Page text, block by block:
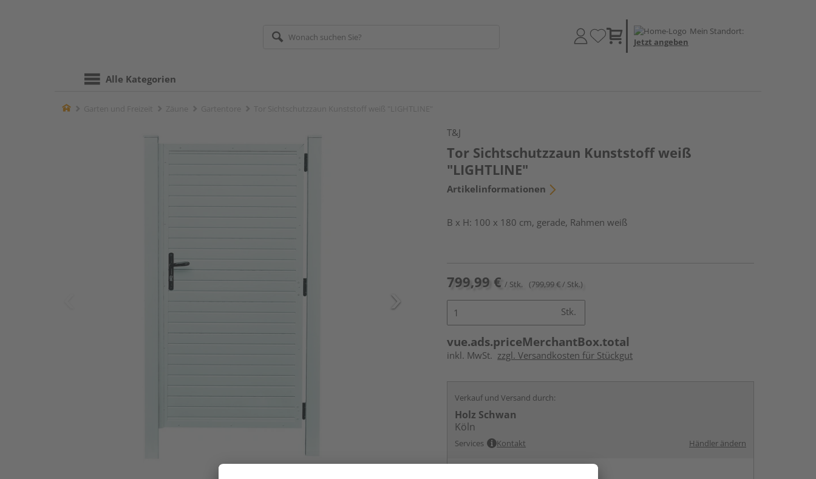
Mein Standort:
Jetzt angeben
Alle Kategorien
Home
T&J
Tor Sichtschutzzaun Kunststoff weiß
"LIGHTLINE"
Artikelinformationen
B x H: 100 x 180 cm, gerade, Rahmen weiß
799,99 € / Stk. (799,99 € / Stk.)
Stk.
vue.ads.priceMerchantBox.total
inkl. MwSt. zzgl. Versandkosten für Stückgut
Verkauf und Versand durch:
Holz Schwan
Köln
Services Kontakt Händler ändern